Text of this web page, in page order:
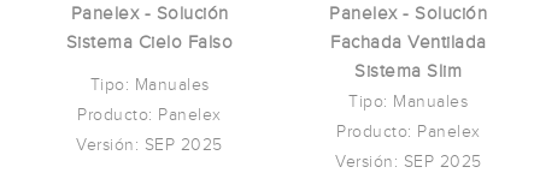
Panelex - Solución
Sistema Cielo Falso
Tipo: Manuales
Producto: Panelex
Versión: SEP 2025
Panelex - Solución
Fachada Ventilada
Sistema Slim
Tipo: Manuales
Producto: Panelex
Versión: SEP 2025